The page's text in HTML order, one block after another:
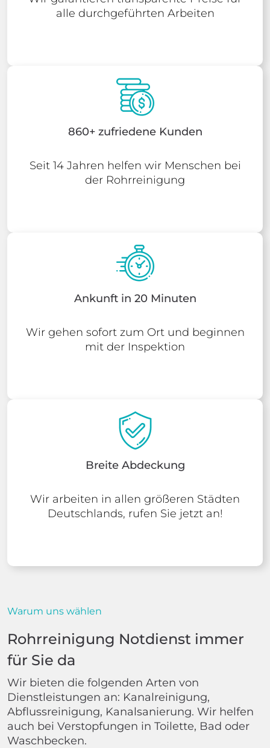
alle durchgeführten Arbeiten
860+ zufriedene Kunden
Seit 14 Jahren helfen wir Menschen bei
der Rohrreinigung
Ankunft in 20 Minuten
Wir gehen sofort zum Ort und beginnen
mit der Inspektion
Breite Abdeckung
Wir arbeiten in allen größeren Städten
Deutschlands, rufen Sie jetzt an!
Warum uns wählen
Rohrreinigung Notdienst immer
für Sie da
Wir bieten die folgenden Arten von
Dienstleistungen an: Kanalreinigung,
Abflussreinigung, Kanalsanierung. Wir helfen
auch bei Verstopfungen in Toilette, Bad oder
Waschbecken.